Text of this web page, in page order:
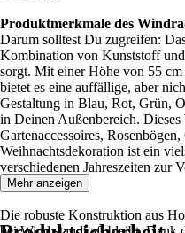
Produktmerkmale des
Darum solltest Du zugreifen:
Kombination von Kunststoff
sorgt. Mit einer Höhe von 55
bietet es eine auffällige, aber
Gestaltung in Blau, Rot, Grün,
in Deinen Außenbereich.
Gartenaccessoires,
Weihnachtsdekoration ist ein
verschiedenen Jahreszeiten zur
beitragen kann.
Die robuste Konstruktion aus
Mehr anzeigen